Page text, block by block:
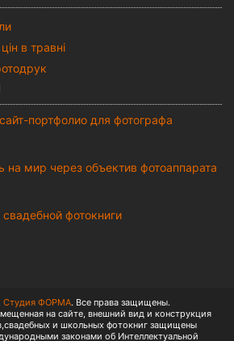
в травні
портфолио для фотографа
на мир через объектив фотоаппарата
фотокниги
Студия ФОРМА. Все права защищены.
на сайте, внешний вид и конструкция
и школьных фотокниг защищены
законами об Интеллектуальной